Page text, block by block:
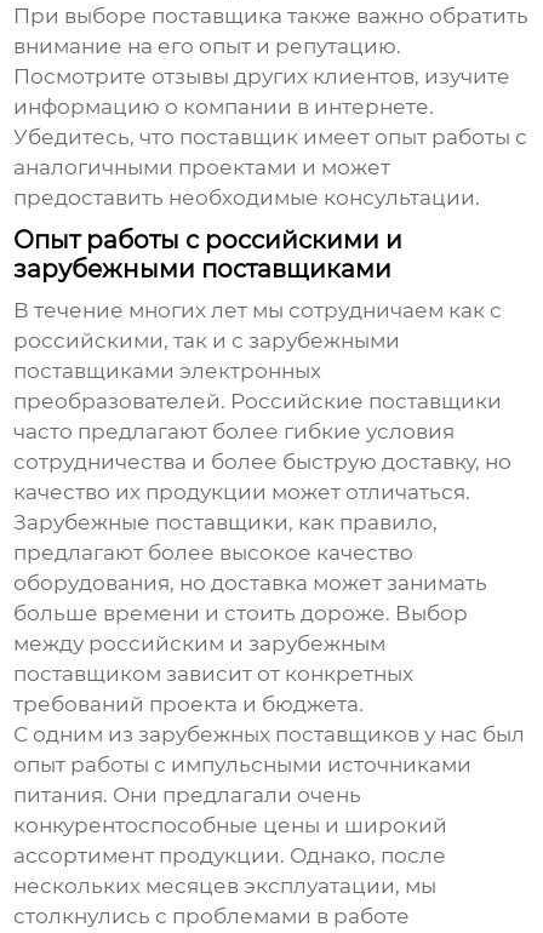
При выборе поставщика также важно обратить
внимание на его опыт и репутацию.
Посмотрите отзывы других клиентов, изучите
информацию о компании в интернете.
Убедитесь, что поставщик имеет опыт работы с
аналогичными проектами и может
предоставить необходимые консультации.
Опыт работы с российскими и
зарубежными поставщиками
В течение многих лет мы сотрудничаем как с
российскими, так и с зарубежными
поставщиками электронных
преобразователей. Российские поставщики
часто предлагают более гибкие условия
сотрудничества и более быструю доставку, но
качество их продукции может отличаться.
Зарубежные поставщики, как правило,
предлагают более высокое качество
оборудования, но доставка может занимать
больше времени и стоить дороже. Выбор
между российским и зарубежным
поставщиком зависит от конкретных
требований проекта и бюджета.
С одним из зарубежных поставщиков у нас был
опыт работы с импульсными источниками
питания. Они предлагали очень
конкурентоспособные цены и широкий
ассортимент продукции. Однако, после
нескольких месяцев эксплуатации, мы
столкнулись с проблемами в работе